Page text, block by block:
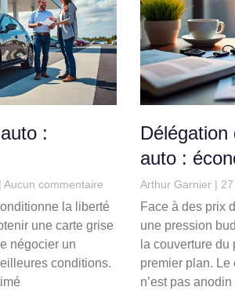
:
Aucun commentaire
la liberté
une carte grise
négocier un
conditions.
Délégation
auto :
Arthur Garnier
Face à des prix
une pression
la couverture
premier plan. Le
n’est pas anodin